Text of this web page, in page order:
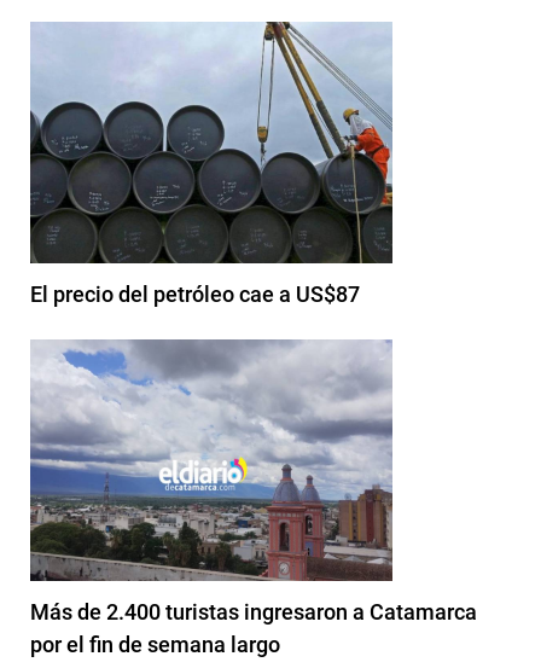
El precio del petróleo cae a US$87
Más de 2.400 turistas ingresaron a Catamarca
por el fin de semana largo